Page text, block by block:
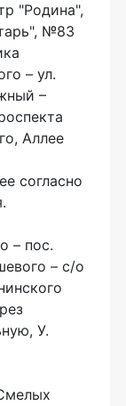
"Родина",
№83
– ул.
–
Аллее
согласно
– пос.
– с/о
У.